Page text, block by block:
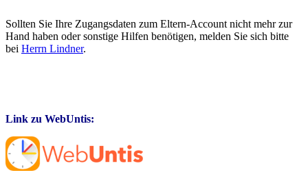
Sollten Sie Ihre Zugangsdaten zum Eltern-Account nicht mehr zur
Hand haben oder sonstige Hilfen benötigen, melden Sie sich bitte
bei Herrn Lindner.
Link zu WebUntis: